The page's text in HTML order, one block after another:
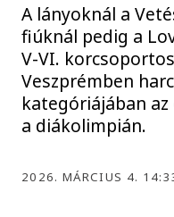
A lányoknál a
fiúknál pedig a
V-VI.
Veszprémben
kategóriájában
a diákolimpián.
2026. MÁRCIUS 4.